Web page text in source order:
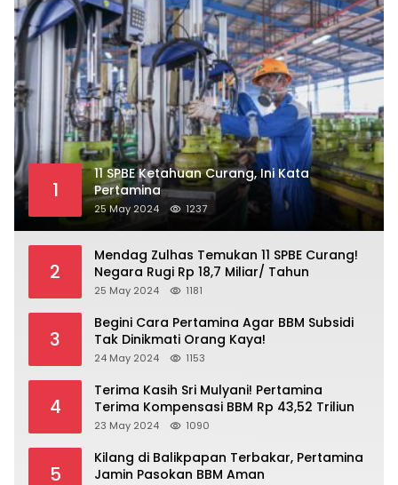
1
11 SPBE Ketahuan Curang, Ini Kata
Pertamina
25 May 2024 1237
2
Mendag Zulhas Temukan 11 SPBE Curang!
Negara Rugi Rp 18,7 Miliar/ Tahun
25 May 2024 1181
3
Begini Cara Pertamina Agar BBM Subsidi
Tak Dinikmati Orang Kaya!
24 May 2024 1153
4
Terima Kasih Sri Mulyani! Pertamina
Terima Kompensasi BBM Rp 43,52 Triliun
23 May 2024 1090
5
Kilang di Balikpapan Terbakar, Pertamina
Jamin Pasokan BBM Aman